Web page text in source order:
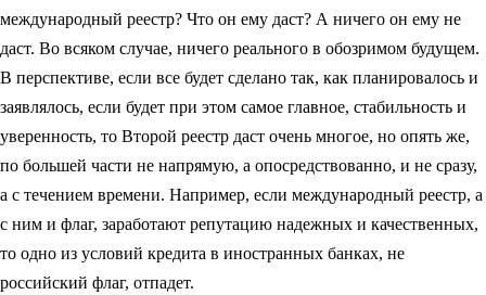
международный реестр? Что он ему даст? А ничего он ему не
даст. Во всяком случае, ничего реального в обозримом будущем.
В перспективе, если все будет сделано так, как планировалось и
заявлялось, если будет при этом самое главное, стабильность и
уверенность, то Второй реестр даст очень многое, но опять же,
по большей части не напрямую, а опосредствованно, и не сразу,
а с течением времени. Например, если международный реестр, а
с ним и флаг, заработают репутацию надежных и качественных,
то одно из условий кредита в иностранных банках, не
российский флаг, отпадет.